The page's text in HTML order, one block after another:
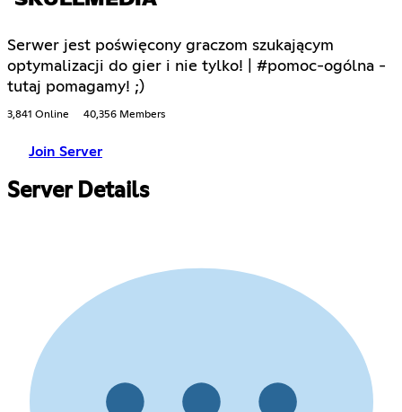
Serwer jest poświęcony graczom szukającym
optymalizacji do gier i nie tylko! | #pomoc-ogólna -
tutaj pomagamy! ;)
3,841 Online 40,356 Members
Join Server
Server Details